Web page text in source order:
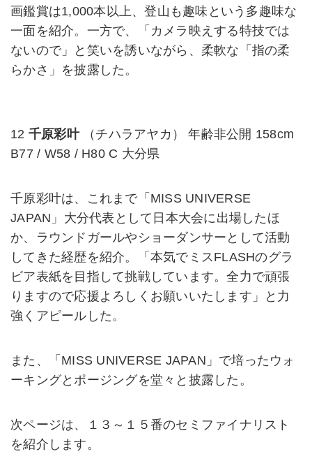
画鑑賞は1,000本以上、登山も趣味という多趣味な
一面を紹介。一方で、「カメラ映えする特技では
ないので」と笑いを誘いながら、柔軟な「指の柔
らかさ」を披露した。
12 千原彩叶
（チハラアヤカ） 年齢非公開 158cm
B77 / W58 / H80 C 大分県
千原彩叶は、これまで「MISS UNIVERSE
JAPAN」大分代表として日本大会に出場したほ
か、ラウンドガールやショーダンサーとして活動
してきた経歴を紹介。「本気でミスFLASHのグラ
ビア表紙を目指して挑戦しています。全力で頑張
りますので応援よろしくお願いいたします」と力
強くアピールした。
また、「MISS UNIVERSE JAPAN」で培ったウォ
ーキングとポージングを堂々と披露した。
次ページは、１３～１５番のセミファイナリスト
を紹介します。